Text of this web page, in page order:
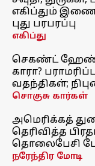
எகிப்தும்
புது பரபரப்பு
எகிப்து
செகண்ட் ஹேண்ட்
காரா?
வதந்திகள்;
சொகுசு கார்கள்
அமெரிக்கத்
தெரிவித்த
தொலைபேசி
நரேந்திர மோடி